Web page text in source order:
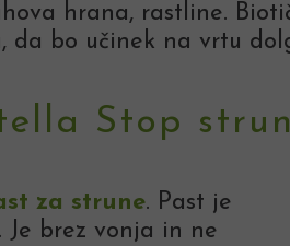
hrana, rastline.
bo učinek na vrtu
Stop
za strune. Past je
brez vonja in ne